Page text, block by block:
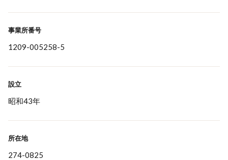
事業所番号
1209-005258-5
設立
昭和43年
所在地
274-0825